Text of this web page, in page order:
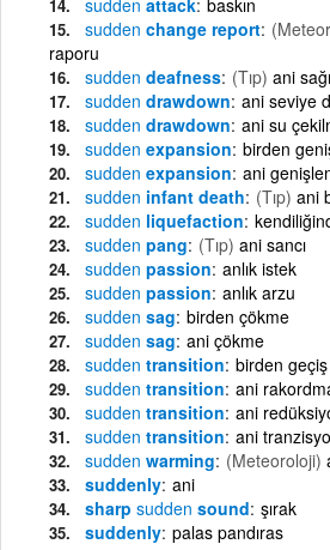
sudden change report
raporu
sudden deafness (Tıp) ani
sudden drawdown ani seviye
sudden drawdown ani su
sudden expansion birden
sudden expansion ani
sudden infant death (Tıp) ani
sudden liquefaction
sudden pang (Tıp) ani sancı
sudden passion anlık istek
sudden passion anlık arzu
sudden sag birden çökme
sudden sag ani çökme
sudden transition birden geçiş
sudden transition ani
sudden transition ani
sudden transition ani
sudden warming (Meteoroloji)
suddenly ani
sharp sudden sound şırak
suddenly palas pandıras